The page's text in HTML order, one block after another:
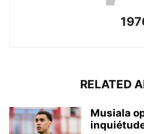
RELATED
Musiala